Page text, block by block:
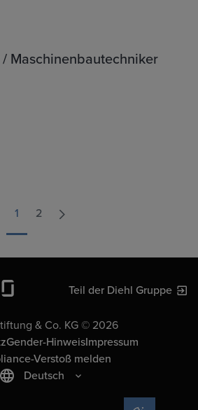
Maschinenbautechniker
1 2
Teil der Diehl Gruppe
& Co. KG © 2026
Gender-HinweisImpressum
Verstoß melden
Deutsch